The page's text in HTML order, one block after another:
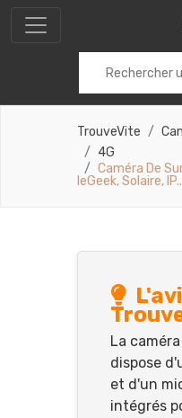
TrouveVite
4G
Caméra De
IeGeek, Solaire,
La
dispose
et d'un
intégrés